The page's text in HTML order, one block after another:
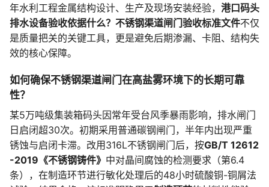
年水利工程金属结构设计、生产及现场安装经验， 港口码头
排水设备验收依据什么？不锈钢渠道闸门验收标准文件不仅
是质量把关的关键工具，更是避免后期渗漏、卡阻、结构失
效的核心保障。
如何确保不锈钢渠道闸门在高盐雾环境下的长期可靠
性？
某5万吨级集装箱码头因常年受台风季暴雨影响，排水闸门
日启闭超30次。初期采用普通碳钢闸门，半年内出现严重
锈蚀与启闭卡滞。改用316L不锈钢闸门后，按GB/T 12612
-2019《不锈钢铸件》 中对晶间腐蚀的检测要求（第6.4
条），在制造环节进行敏化处理后的48小时硫酸铜-铜屑法